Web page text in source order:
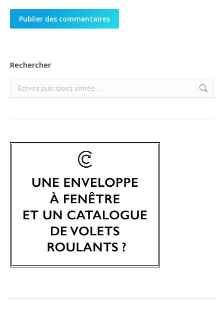
Publier des commentaires
Rechercher
Search: